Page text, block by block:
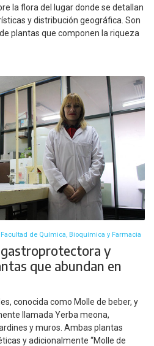
la flora del lugar donde se detallan
y distribución geográfica. Son
plantas que componen la riqueza
de Química, Bioquímica y Farmacia
y
que abundan en
conocida como Molle de beber, y
llamada Yerba meona,
y muros. Ambas plantas
y adicionalmente “Molle de